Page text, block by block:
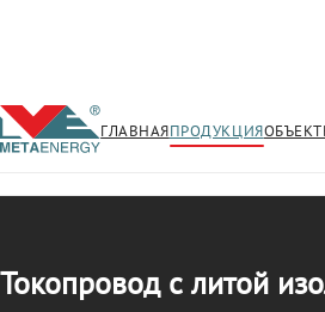
ГЛАВНАЯПРОДУКЦИЯ
← Продукция/ТОКОПРОВОД
Токопровод с литой